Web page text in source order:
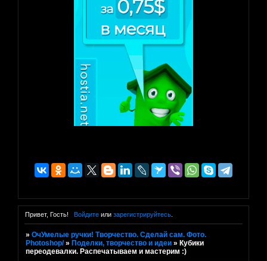
Привет, Гость! Войдитеили зарегистрируйтесь.
»ОчУмелые ручки! Творчество. Сделай сам. Фото.
Photoshop/ » Поделки, творчество и идеи » Кубики
переодевалки. Распечатываем и мастерим :)